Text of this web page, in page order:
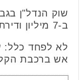
שוק הנדל"ן
ב-7 מיליון ודירת 2 חדרים ב-2.1?
לא לפחד כלל:
אש ברכבת